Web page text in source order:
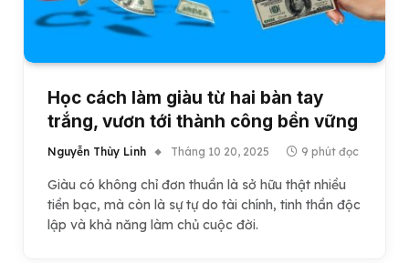
Học cách làm giàu từ hai bàn tay
trắng, vươn tới thành công bền vững
Nguyễn Thùy Linh Tháng 10 20, 2025 9 phút đọc
Giàu có không chỉ đơn thuần là sở hữu thật nhiều
tiền bạc, mà còn là sự tự do tài chính, tinh thần độc
lập và khả năng làm chủ cuộc đời.